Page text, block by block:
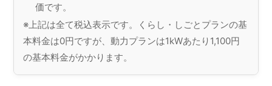
価です。
※上記は全て税込表示です。くらし・しごとプランの基
本料金は0円ですが、動力プランは1kWあたり1,100円
の基本料金がかかります。